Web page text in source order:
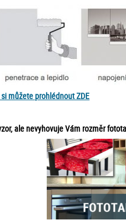
můžete prohlédnout ZDE
ale nevyhovuje Vám rozměr